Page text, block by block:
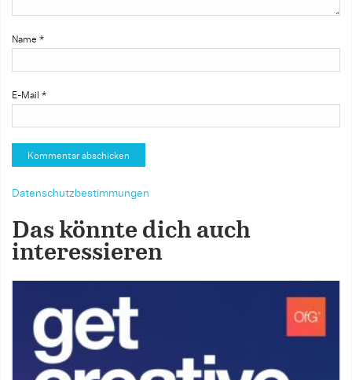
Name *
E-Mail *
Datenschutzbestimmungen
Das könnte dich auch
interessieren